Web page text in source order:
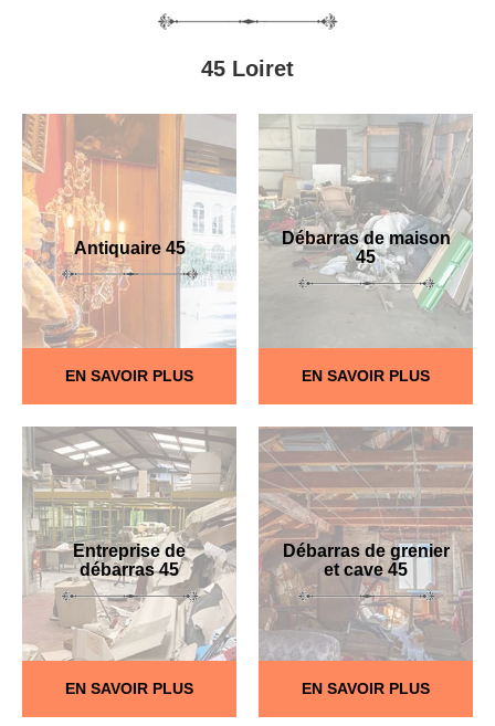
45 Loiret
Antiquaire 45
EN SAVOIR PLUS
Débarras de maison
45
EN SAVOIR PLUS
Entreprise de
débarras 45
EN SAVOIR PLUS
Débarras de grenier
et cave 45
EN SAVOIR PLUS